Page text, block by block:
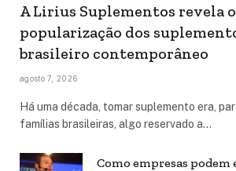
A Lirius Suplementos revela
popularização dos
brasileiro contemporâneo
agosto 7, 2026
Há uma década, tomar suplemento era,
famílias brasileiras, algo reservado a…
Como empresas